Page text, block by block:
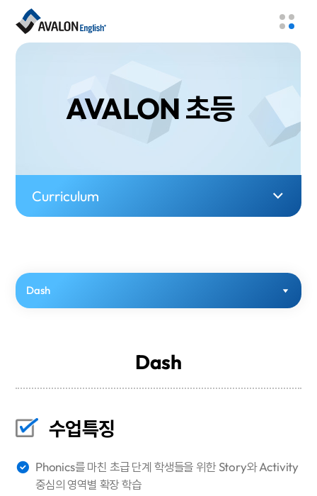
AVALON 초등
Curriculum
Dash
Dash
수업특징
Phonics를 마친 초급 단계 학생들을 위한 Story와 Activity
중심의 영역별 확장 학습